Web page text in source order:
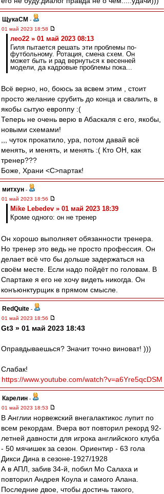
ЩукаСМ -
01 май 2023 18:58
лео22 » 01 май 2023 08:13
Гиля пытается решать эти проблемы по-
футбольному. Ротация, смена схем. Он
может быть и рад вернуться к весенней
модели, да кадровые проблемы пока...
Всё верно, но, боюсь за всвем этим , стоит
просто желание срубить до конца и свалить, в
якобы сытую европпу :(
Теперь не очень верю в Абаскаля с его, якобы,
новыми схемами!
,,, чуток прокатило, ура, потом давай всё
менять, и менять, и менять :( Кто ОН, как
тренер???
Боже, Храни <C>партак!
митхун -
01 май 2023 18:56
Mike Lebedev » 01 май 2023 18:39
Кроме одного: он не тренер
Он хорошо выполняет обязанности тренера.
Но тренер это ведь не просто профессия. Он
делает всё что бы дольше задержаться на
своём месте. Если надо пойдёт по головам. В
Спартаке я его не хочу видеть никогда. Он
конъюнктурщик в прямом смысле.
RedQuite -
01 май 2023 18:56
Gt3 » 01 май 2023 18:43
Оправдываешься? Значит точно виноват! )))
Слабак!
https://www.youtube.com/watch?v=a6Yre5qcDSM
Карелин -
01 май 2023 18:53
В Англии норвежский внегалактикос лупит по
всем рекордам. Вчера вот повторил рекорд 92-
летней давности для игрока английского клуба
- 50 мячишек за сезон. Ориентир - 63 гола
Дикси Дина в сезоне-1927/1928
А в АПЛ, забив 34-й, побил Мо Салаха и
повторил Андрея Коула и самого Алана.
Последние двое, чтобы достичь такого,